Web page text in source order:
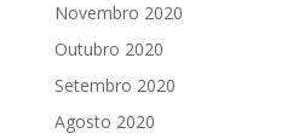
Novembro 2020
Outubro 2020
Setembro 2020
Agosto 2020